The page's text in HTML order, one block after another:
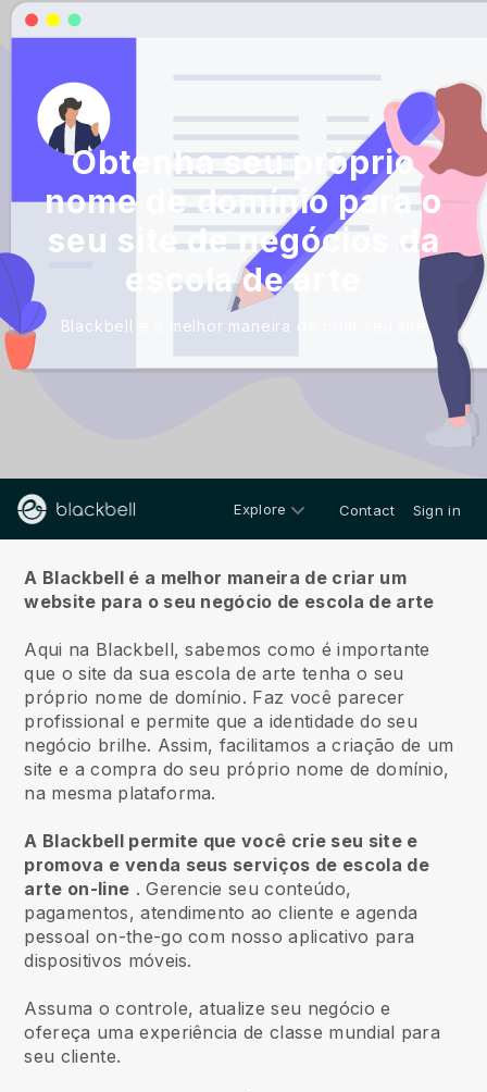
Obtenha seu próprio
nome de domínio para o
seu site de negócios da
escola de arte
Blackbell é a melhor maneira de criar seu site
Explore Contact Sign in
A Blackbell é a melhor maneira de criar um
website para o seu negócio de escola de arte
Aqui na Blackbell, sabemos como é importante
que o site da sua escola de arte tenha o seu
próprio nome de domínio. Faz você parecer
profissional e permite que a identidade do seu
negócio brilhe. Assim, facilitamos a criação de um
site e a compra do seu próprio nome de domínio,
na mesma plataforma.
A Blackbell permite que você crie seu site e
promova e venda seus serviços de escola de
arte on-line . Gerencie seu conteúdo,
pagamentos, atendimento ao cliente e agenda
pessoal on-the-go com nosso aplicativo para
dispositivos móveis.
Assuma o controle, atualize seu negócio e
ofereça uma experiência de classe mundial para
seu cliente.